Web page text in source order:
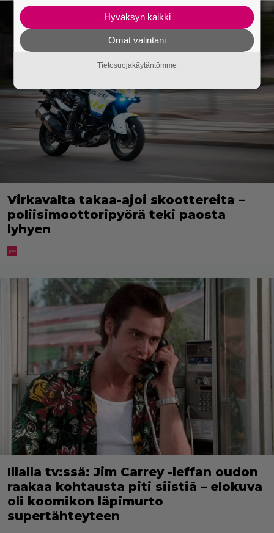
Virkavalta takaa-ajoi skoottereita –
poliisimoottoripyörä teki paosta
lyhyen
Illalla tv:ssä: Jim Carrey -leffan oudon
raakaa kohtausta piti siistiä – elokuva
oli koomikon läpimurto
supertähteyteen
Hyväksyn kaikki
Omat valintani
Tietosuojakäytäntömme